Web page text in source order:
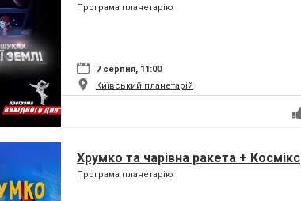
Програма планетарію
7 серпня, 11:00
Київський планетарій
Хрумко та чарівна ракета + Космікс
Програма планетарію